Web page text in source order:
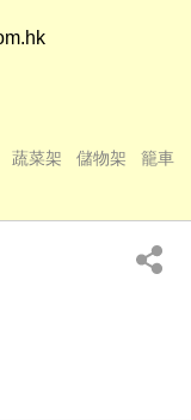
蔬菜架 儲物架
籠車